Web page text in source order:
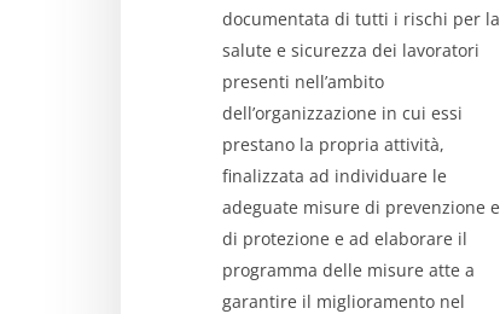
documentata di tutti i rischi per la
salute e sicurezza dei lavoratori
presenti nell’ambito
dell’organizzazione in cui essi
prestano la propria attività,
finalizzata ad individuare le
adeguate misure di prevenzione e
di protezione e ad elaborare il
programma delle misure atte a
garantire il miglioramento nel